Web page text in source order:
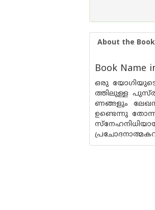
About the Book
Book Name
ഒരു യോഗിയുടെ
ത്തിലുള്ള
ണങ്ങളും
ഉണ്ടെന്നു